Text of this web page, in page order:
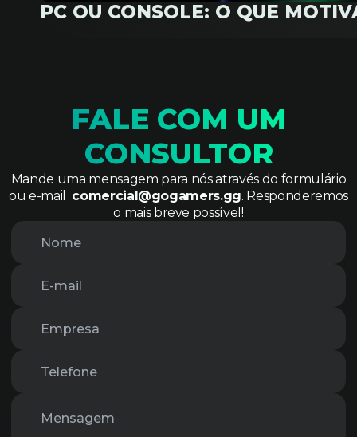
PC OU CONSOLE: O QUE
FALE COM UM
CONSULTOR
Mande uma mensagem para nós através do formulário
ou e-mail comercial@gogamers.gg. Responderemos
o mais breve possível!